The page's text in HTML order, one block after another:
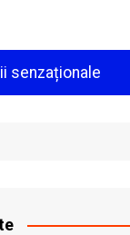
senzaționale